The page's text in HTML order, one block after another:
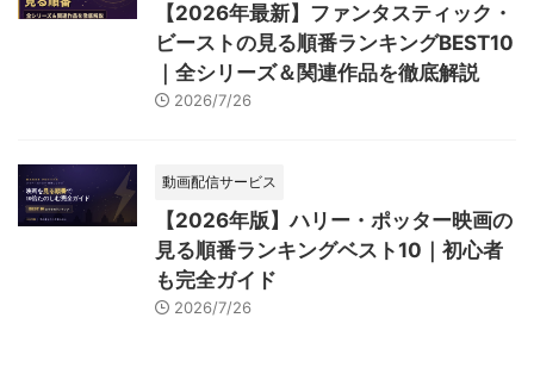
【2026年最新】ファンタスティック・
ビーストの見る順番ランキングBEST10
｜全シリーズ＆関連作品を徹底解説
2026/7/26
動画配信サービス
【2026年版】ハリー・ポッター映画の
見る順番ランキングベスト10｜初心者
も完全ガイド
2026/7/26